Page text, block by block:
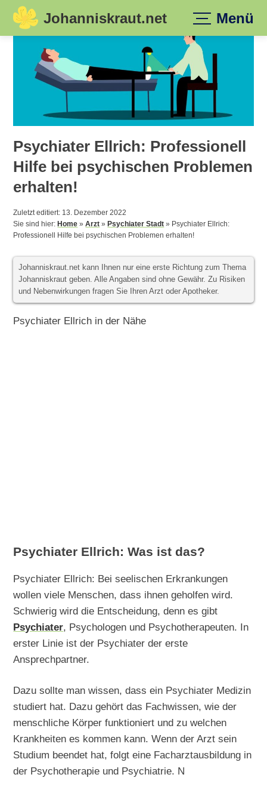
Skip
Johanniskraut.net Menü
Psychiater Ellrich: Professionell
Hilfe bei psychischen Problemen
erhalten!
Zuletzt editiert: 13. Dezember 2022
Sie sind hier:Home »Arzt »Psychiater Stadt » Psychiater Ellrich:
Professionell Hilfe bei psychischen Problemen erhalten!
Johanniskraut.net kann Ihnen nur eine erste Richtung zum Thema
Johanniskraut geben. Alle Angaben sind ohne Gewähr. Zu Risiken
und Nebenwirkungen fragen Sie Ihren Arzt oder Apotheker.
Psychiater Ellrich in der Nähe
Psychiater Ellrich: Was ist das?
Psychiater Ellrich: Bei seelischen Erkrankungen
wollen viele Menschen, dass ihnen geholfen wird.
Schwierig wird die Entscheidung, denn es gibt
Psychiater, Psychologen und Psychotherapeuten. In
erster Linie ist der Psychiater der erste
Ansprechpartner.
Dazu sollte man wissen, dass ein Psychiater Medizin
studiert hat. Dazu gehört das Fachwissen, wie der
menschliche Körper funktioniert und zu welchen
Krankheiten es kommen kann. Wenn der Arzt sein
Studium beendet hat, folgt eine Facharztausbildung in
der Psychotherapie und Psychiatrie. N